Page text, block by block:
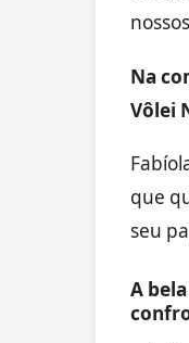
Na
Vôlei
que
seu
A